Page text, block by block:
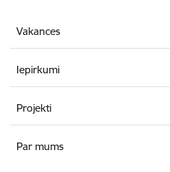
Vakances
Iepirkumi
Projekti
Par mums